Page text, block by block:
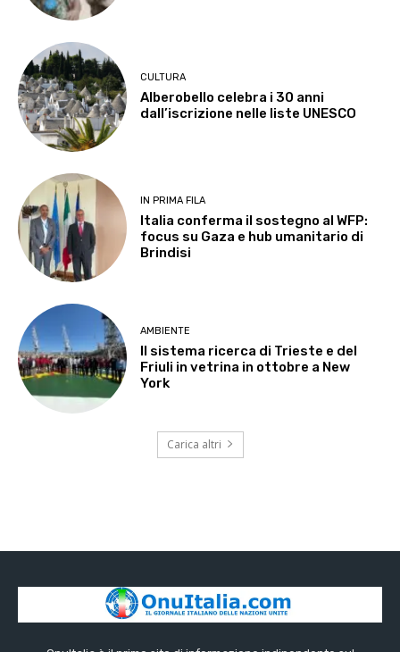
CULTURA
Alberobello celebra i 30 anni
dall’iscrizione nelle liste UNESCO
IN PRIMA FILA
Italia conferma il sostegno al WFP:
focus su Gaza e hub umanitario di
Brindisi
AMBIENTE
Il sistema ricerca di Trieste e del
Friuli in vetrina in ottobre a New
York
Carica altri